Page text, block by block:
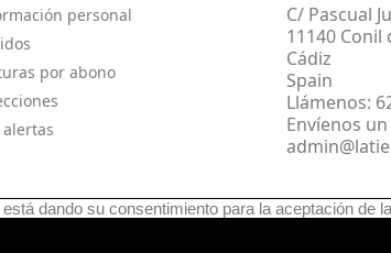
personal
por abono
C/ Pascual
11140
Cádiz
Spain
Llámenos:
Envíenos
dando su consentimiento para la aceptación de
S.L